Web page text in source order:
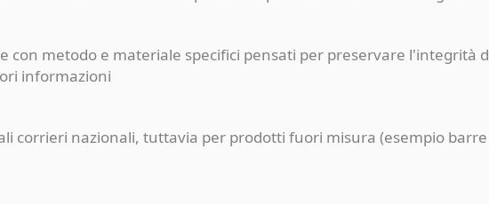
con metodo e materiale specifici pensati per preservare l'integrità
informazioni
corrieri nazionali, tuttavia per prodotti fuori misura (esempio